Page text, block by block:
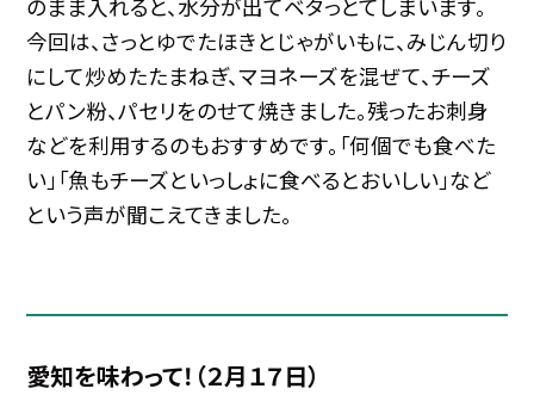
のまま入れると、水分が出てベタっとてしまいます。
今回は、さっとゆでたほきとじゃがいもに、みじん切り
にして炒めたたまねぎ、マヨネーズを混ぜて、チーズ
とパン粉、パセリをのせて焼きました。残ったお刺身
などを利用するのもおすすめです。「何個でも食べた
い」「魚もチーズといっしょに食べるとおいしい」など
という声が聞こえてきました。
愛知を味わって！（２月１７日）